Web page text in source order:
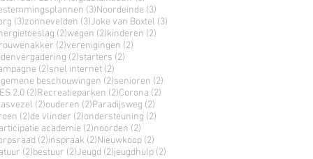
(3)3 posts
Noordeinde (3)
(3)3 posts
zonnevelden (3)3 posts
Joke van Boxtel (3)
(2)2 posts
wegen (2)2 posts
kinderen (2)
(2)2 posts
verenigingen (2)
(2)2 posts
starters (2)
(2)2 posts
snel internet (2)
beschouwingen (2)2 posts
senioren (2)
2.0 (2)2 posts
Recreatieparken (2)2 posts
Corona (2)
(2)2 posts
ouderen (2)2 posts
Paradijsweg (2)
(2)2 posts
de vlinder (2)2 posts
ondersteuning (2)
academie (2)2 posts
noorden (2)
(2)2 posts
inspraak (2)2 posts
Nieuwkoop (2)
(2)2 posts
bestuur (2)2 posts
Jeugd (2)2 posts
jeugdhulp (2)